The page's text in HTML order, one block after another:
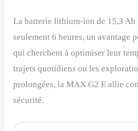
La batterie lithium-ion de 15,3 Ah
seulement 6 heures, un avantage
qui cherchent à optimiser leur
trajets quotidiens ou les
prolongées, la MAX G2 E allie
sécurité.